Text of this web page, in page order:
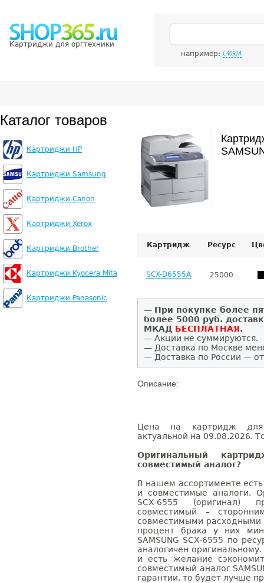
Картриджи для оргтехники
например: C4092A
Каталог товаров
Картриджи HP
Картриджи Samsung
Картриджи Canon
Картриджи Xerox
Картриджи Brother
Картриджи Kyocera Mita
Картриджи Panasonic
Картридж Ресурс
SCX-D6555A 25000
— При покупке более
более 5000 руб.
МКАД БЕСПЛАТНАЯ.
— Акции не суммируются.
— Доставка по Москве
— Доставка по России —
Описание:
Цена на картридж для
актуальной на 09.08.2026.
Оригинальный
совместимый аналог?
В нашем ассортименте
и совместимые аналоги.
SCX-6555 (оригинал)
совместимый –
совместимыми расходными
процент брака у них
SAMSUNG SCX-6555 по
аналогичен
и есть желание
совместимый аналог
гарантии, то будет лучше